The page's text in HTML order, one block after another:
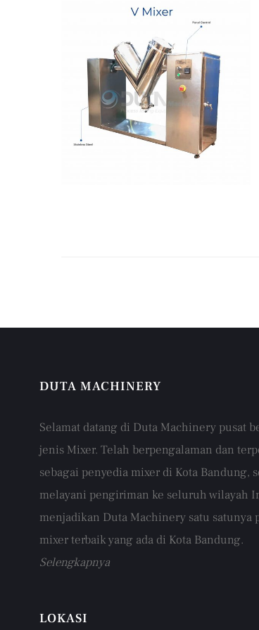
DUTA MACHINERY
Selamat datang di Duta Machinery pusat
jenis Mixer. Telah berpengalaman dan
sebagai penyedia mixer di Kota Bandung,
melayani pengiriman ke seluruh wilayah
menjadikan Duta Machinery satu satunya
mixer terbaik yang ada di Kota Bandung.
Selengkapnya
LOKASI